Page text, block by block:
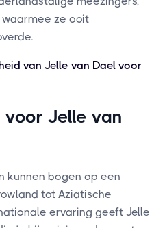
ze ooit
van Jelle van Dael voor
voor Jelle van
kunnen bogen op een
tot Aziatische
ervaring geeft Jelle